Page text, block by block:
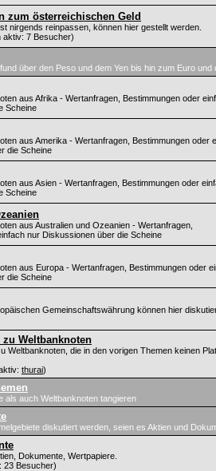
zum österreichischen Geld
nirgends reinpassen, können hier gestellt werden.
aktiv: 7 Besucher)
über den Peso und dem Yen bis hin zum Euro und
aus Afrika - Wertanfragen, Bestimmungen oder
Scheine
aus Amerika - Wertanfragen, Bestimmungen oder
die Scheine
aus Asien - Wertanfragen, Bestimmungen oder
Scheine
aus Australien und Ozeanien - Wertanfragen,
nur Diskussionen über die Scheine
aus Europa - Wertanfragen, Bestimmungen oder
die Scheine
Gemeinschaftswährung können hier
Weltbanknoten
Weltbanknoten, die in den vorigen Themen keinen
thurai)
als auch Weltbanknoten tangieren
diskutiert werden, seien es Aktien und
Dokumente, Wertpapiere.
23 Besucher)